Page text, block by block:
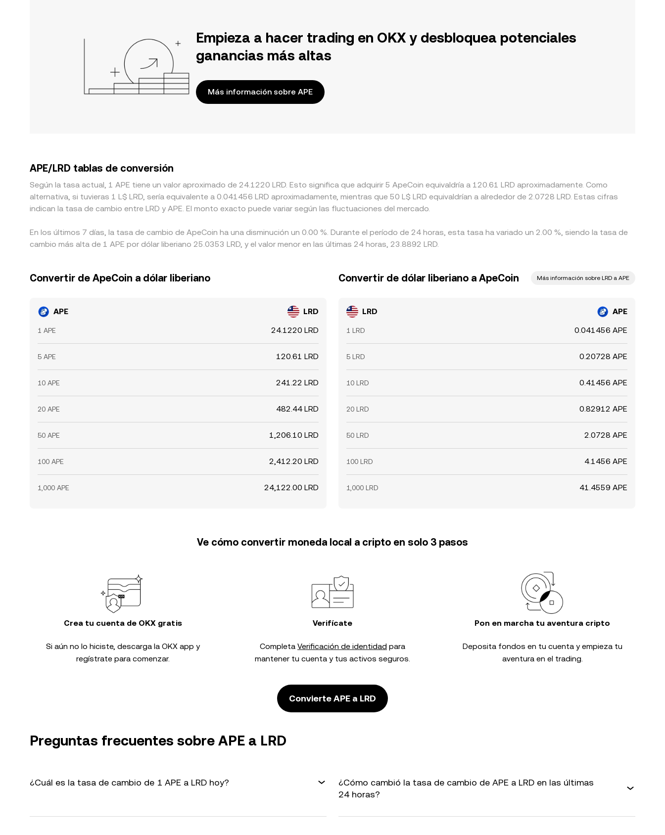
Empieza a hacer trading en OKX y desbloquea potenciales
ganancias más altas
Más información sobre APE
APE/LRD tablas de conversión
Según la tasa actual, 1 APE tiene un valor aproximado de 24.1220 LRD. Esto significa que adquirir 5 ApeCoin equivaldría a 120.61 LRD aproximadamente. Como
alternativa, si tuvieras 1 L$ LRD, sería equivalente a 0.041456 LRD aproximadamente, mientras que 50 L$ LRD equivaldrían a alrededor de 2.0728 LRD. Estas cifras
indican la tasa de cambio entre LRD y APE. El monto exacto puede variar según las fluctuaciones del mercado.
En los últimos 7 días, la tasa de cambio de ApeCoin ha una disminución un 0.00 %. Durante el período de 24 horas, esta tasa ha variado un 2.00 %, siendo la tasa de
cambio más alta de 1 APE por dólar liberiano 25.0353 LRD, y el valor menor en las últimas 24 horas, 23.8892 LRD.
Convertir de ApeCoin a dólar liberiano
APE LRD
1 APE 24.1220 LRD
5 APE 120.61 LRD
10 APE 241.22 LRD
20 APE 482.44 LRD
50 APE 1,206.10 LRD
100 APE 2,412.20 LRD
1,000 APE 24,122.00 LRD
Convertir de dólar liberiano a ApeCoin Más información sobre LRD a APE
LRD APE
1 LRD 0.041456 APE
5 LRD 0.20728 APE
10 LRD 0.41456 APE
20 LRD 0.82912 APE
50 LRD 2.0728 APE
100 LRD 4.1456 APE
1,000 LRD 41.4559 APE
Ve cómo convertir moneda local a cripto en solo 3 pasos
Crea tu cuenta de OKX gratis
Si aún no lo hiciste, descarga la OKX app y
regístrate para comenzar.
Verifícate
Completa Verificación de identidad para
mantener tu cuenta y tus activos seguros.
Pon en marcha tu aventura cripto
Deposita fondos en tu cuenta y empieza tu
aventura en el trading.
Convierte APE a LRD
Preguntas frecuentes sobre APE a LRD
¿Cuál es la tasa de cambio de 1 APE a LRD hoy?
¿Cómo cambió la tasa de cambio de APE a LRD en las últimas
24 horas?